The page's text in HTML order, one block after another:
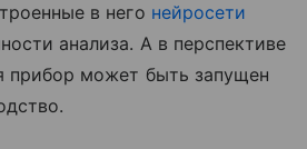
в него нейросети
анализа. А в перспективе
прибор может быть запущен